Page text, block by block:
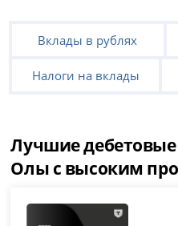
Вклады в рублях
Налоги на вклады
Лучшие
Олы с высоким